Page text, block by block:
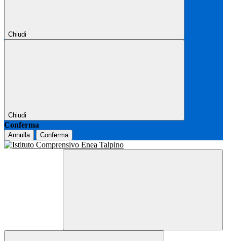
Chiudi
Chiudi
Conferma
Annulla Conferma